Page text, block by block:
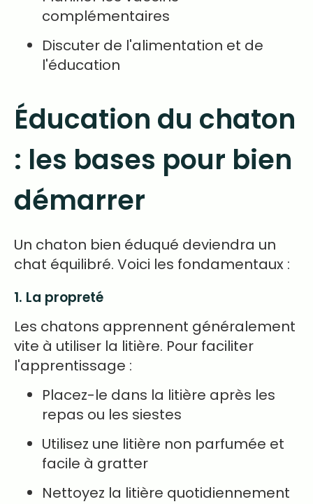
complémentaires
Discuter de l'alimentation et de
l'éducation
Éducation du chaton
: les bases pour bien
démarrer
Un chaton bien éduqué deviendra un
chat équilibré. Voici les fondamentaux :
1. La propreté
Les chatons apprennent généralement
vite à utiliser la litière. Pour faciliter
l'apprentissage :
Placez-le dans la litière après les
repas ou les siestes
Utilisez une litière non parfumée et
facile à gratter
Nettoyez la litière quotidiennement